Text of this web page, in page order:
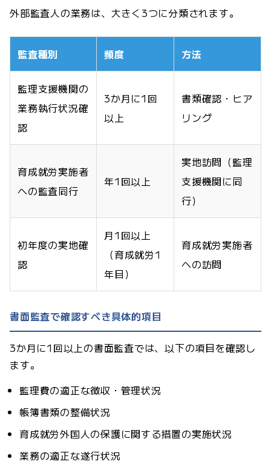
外部監査人の業務は、大きく3つに分類されます。
監査種別 頻度 方法
監理支援機関の
業務執行状況確
認
3か月に1回
以上
書類確認・ヒア
リング
育成就労実施者
への監査同行
年1回以上
実地訪問（監理
支援機関に同
行）
初年度の実地確
認
月1回以上
（育成就労1
年目）
育成就労実施者
への訪問
書面監査で確認すべき具体的項目
3か月に1回以上の書面監査では、以下の項目を確認し
ます。
監理費の適正な徴収・管理状況
帳簿書類の整備状況
育成就労外国人の保護に関する措置の実施状況
業務の適正な遂行状況